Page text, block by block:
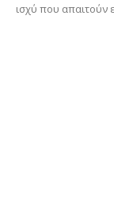
ισχύ που απαιτούν